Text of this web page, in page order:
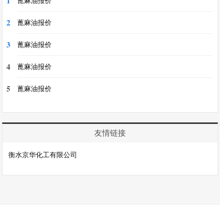
2 蓖麻油报价
3 蓖麻油报价
4 蓖麻油报价
5 蓖麻油报价
友情链接
衡水京华化工有限公司